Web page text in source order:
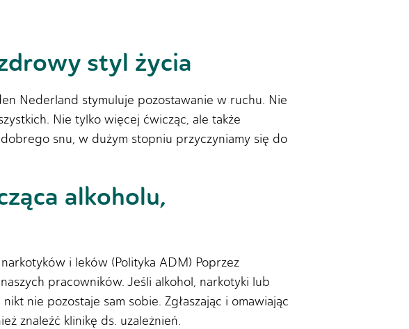
styl życia
Nederland stymuluje pozostawanie w ruchu. Nie
Nie tylko więcej ćwicząc, ale także
snu, w dużym stopniu przyczyniamy się do
alkoholu,
i leków (Polityka ADM) Poprzez
pracowników. Jeśli alkohol, narkotyki lub
nie pozostaje sam sobie. Zgłaszając i omawiając
znaleźć klinikę ds. uzależnień.